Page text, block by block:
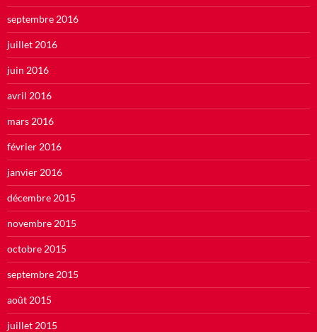
septembre 2016
juillet 2016
juin 2016
avril 2016
mars 2016
février 2016
janvier 2016
décembre 2015
novembre 2015
octobre 2015
septembre 2015
août 2015
juillet 2015